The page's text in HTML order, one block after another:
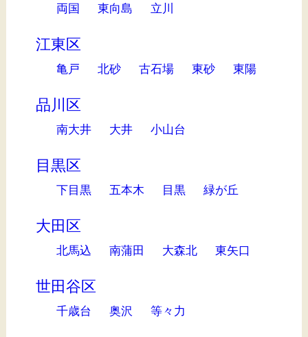
両国 東向島 立川
江東区
亀戸 北砂 古石場 東砂 東陽
品川区
南大井 大井 小山台
目黒区
下目黒 五本木 目黒 緑が丘
大田区
北馬込 南蒲田 大森北 東矢口
世田谷区
千歳台 奥沢 等々力